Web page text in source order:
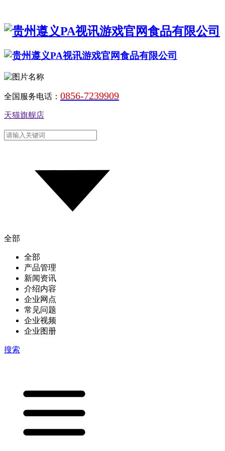
全国服务电话： 0856-7239909
天猫旗舰店
全部
全部
产品管理
新闻资讯
介绍内容
企业网点
常见问题
企业视频
企业图册
搜索